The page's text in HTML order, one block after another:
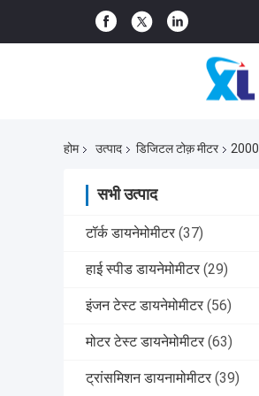
होम उत्पाद डिजिटल टोक़ मीटर
सभी उत्पाद
टॉर्क डायनेमोमीटर (37)
हाई स्पीड डायनेमोमीटर (29)
इंजन टेस्ट डायनेमोमीटर (56)
मोटर टेस्ट डायनेमोमीटर (63)
ट्रांसमिशन डायनामोमीटर (39)